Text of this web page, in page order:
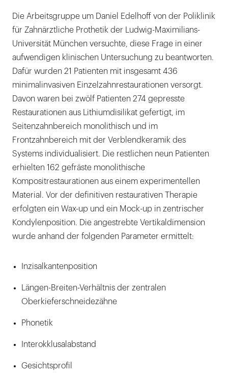
Die Arbeitsgruppe um Daniel Edelhoff von der Poliklinik
für Zahnärztliche Prothetik der Ludwig-Maximilians-
Universität München versuchte, diese Frage in einer
aufwendigen klinischen Untersuchung zu beantworten.
Dafür wurden 21 Patienten mit insgesamt 436
minimalinvasiven Einzelzahnrestaurationen versorgt.
Davon waren bei zwölf Patienten 274 gepresste
Restaurationen aus Lithiumdisilikat gefertigt, im
Seitenzahnbereich monolithisch und im
Frontzahnbereich mit der Verblendkeramik des
Systems individualisiert. Die restlichen neun Patienten
erhielten 162 gefräste monolithische
Kompositrestaurationen aus einem experimentellen
Material. Vor der definitiven restaurativen Therapie
erfolgten ein Wax-up und ein Mock-up in zentrischer
Kondylenposition. Die angestrebte Vertikaldimension
wurde anhand der folgenden Parameter ermittelt:
Inzisalkantenposition
Längen-Breiten-Verhältnis der zen­tralen
Oberkieferschneidezähne
Phonetik
Interokklusalabstand
Gesichtsprofil